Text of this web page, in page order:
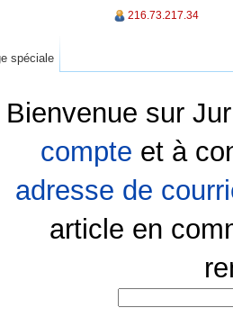
Bienvenue sur
compte et à
adresse de
article en
216.73.217.34
spéciale